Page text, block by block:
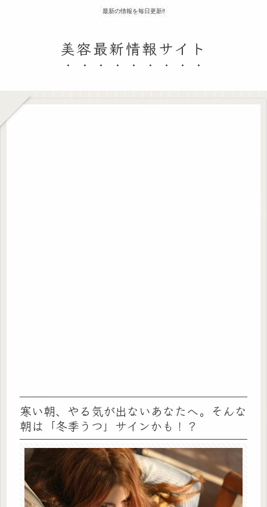
最新の情報を毎日更新‼
美容最新情報サイト
寒い朝、やる気が出ないあなたへ。そんな
朝は「冬季うつ」サインかも！？